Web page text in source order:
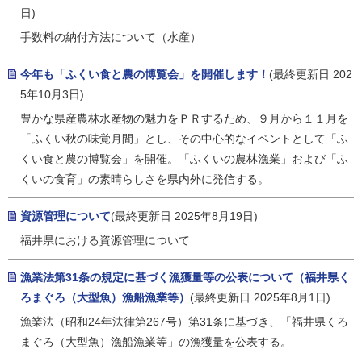
日)
手数料の納付方法について（水産）
今年も「ふくい食と農の博覧会」を開催します！ (最終更新日 202
5年10月3日)
豊かな県産農林水産物の魅力をＰＲするため、９月から１１月を
「ふくい秋の味覚月間」とし、その中心的なイベントとして「ふ
くい食と農の博覧会」を開催。「ふくいの農林漁業」および「ふ
くいの食育」の素晴らしさを県内外に発信する。
資源管理について(最終更新日 2025年8月19日)
福井県における資源管理について
漁業法第31条の規定に基づく漁獲量等の公表について（福井県く
ろまぐろ（大型魚）漁船漁業等） (最終更新日 2025年8月1日)
漁業法（昭和24年法律第267号）第31条に基づき、「福井県くろ
まぐろ（大型魚）漁船漁業等」の漁獲量を公表する。